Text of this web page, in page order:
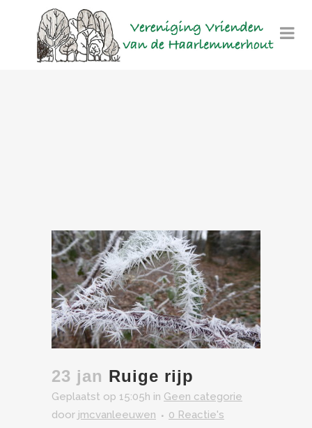
23 jan Ruige rijp
Geplaatst op 15:05h in Geen categorie
door jmcvanleeuwen 0 Reactie's